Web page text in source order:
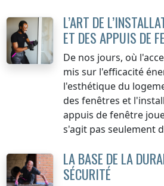
L’ART DE
ET DES APPUIS DE
De nos jours, où
mis sur l'efficacité
l'esthétique du
des fenêtres et
appuis de fenêtre
s'agit pas seulement
LA BASE DE LA
SÉCURITÉ